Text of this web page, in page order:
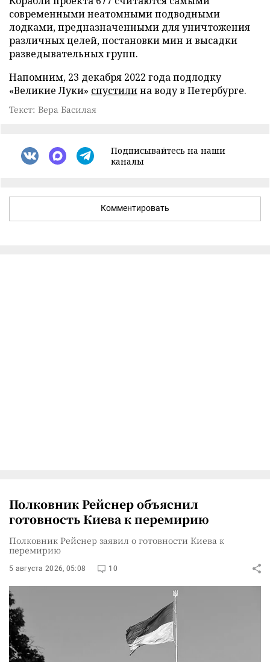
современными неатомными подводными
лодками, предназначенными для уничтожения
различных целей, постановки мин и высадки
разведывательных групп.
Напомним, 23 декабря 2022 года подлодку
«Великие Луки» спустилина воду в Петербурге.
Текст: Вера Басилая
Подписывайтесь на наши
каналы
Комментировать
Полковник Рейснер объяснил
готовность Киева к перемирию
Полковник Рейснер заявил о готовности Киева к
перемирию
5 августа 2026, 05:08 10